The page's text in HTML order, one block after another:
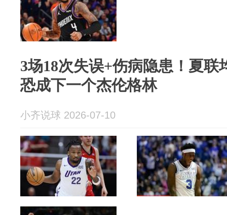
3场18次失误+伤病隐患！夏联
恐成下一个杰伦格林
小齐说球 2026-07-10